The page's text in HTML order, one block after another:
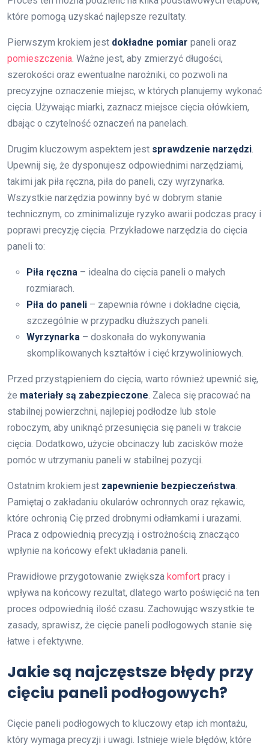
które pomogą uzyskać najlepsze rezultaty.
Pierwszym krokiem jest dokładne pomiar paneli oraz
pomieszczenia . Ważne jest, aby zmierzyć długości,
szerokości oraz ewentualne narożniki, co pozwoli na
precyzyjne oznaczenie miejsc, w których planujemy wykonać
cięcia. Używając miarki, zaznacz miejsce cięcia ołówkiem,
dbając o czytelność oznaczeń na panelach.
Drugim kluczowym aspektem jest sprawdzenie narzędzi
Upewnij się, że dysponujesz odpowiednimi narzędziami,
takimi jak piła ręczna, piła do paneli, czy wyrzynarka.
Wszystkie narzędzia powinny być w dobrym stanie
technicznym, co zminimalizuje ryzyko awarii podczas pracy i
poprawi precyzję cięcia. Przykładowe narzędzia do cięcia
paneli to:
Piła ręczna – idealna do cięcia paneli o małych
rozmiarach.
Piła do paneli – zapewnia równe i dokładne cięcia,
szczególnie w przypadku dłuższych paneli.
Wyrzynarka – doskonała do wykonywania
skomplikowanych kształtów i cięć krzywoliniowych.
Przed przystąpieniem do cięcia, warto również upewnić się,
że materiały są zabezpieczone . Zaleca się pracować na
stabilnej powierzchni, najlepiej podłodze lub stole
roboczym, aby uniknąć przesunięcia się paneli w trakcie
cięcia. Dodatkowo, użycie obcinaczy lub zacisków może
pomóc w utrzymaniu paneli w stabilnej pozycji.
Ostatnim krokiem jest zapewnienie bezpieczeństwa
Pamiętaj o zakładaniu okularów ochronnych oraz rękawic,
które ochronią Cię przed drobnymi odłamkami i urazami.
Praca z odpowiednią precyzją i ostrożnością znacząco
wpłynie na końcowy efekt układania paneli.
Prawidłowe przygotowanie zwiększa komfort pracy i
wpływa na końcowy rezultat, dlatego warto poświęcić na ten
proces odpowiednią ilość czasu. Zachowując wszystkie te
zasady, sprawisz, że cięcie paneli podłogowych stanie się
łatwe i efektywne.
Jakie są najczęstsze błędy przy
cięciu paneli podłogowych?
Cięcie paneli podłogowych to kluczowy etap ich montażu,
który wymaga precyzji i uwagi. Istnieje wiele błędów, które